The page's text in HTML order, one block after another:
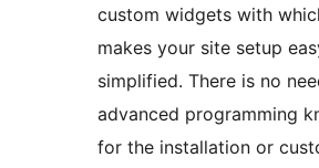
custom widgets with
makes your site setup
simplified. There is no
advanced programming
for the installation or